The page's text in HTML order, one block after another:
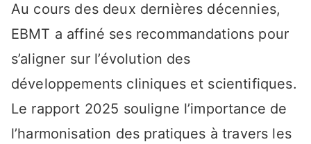
Au cours des deux dernières décennies,
EBMT a affiné ses recommandations pour
s’aligner sur l’évolution des
développements cliniques et scientifiques.
Le rapport 2025 souligne l’importance de
l’harmonisation des pratiques à travers les